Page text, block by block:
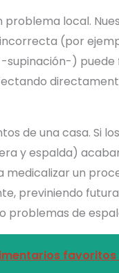
problema local.
(por
) puede
de una casa. Si
y espalda)
un
previniendo
problemas de